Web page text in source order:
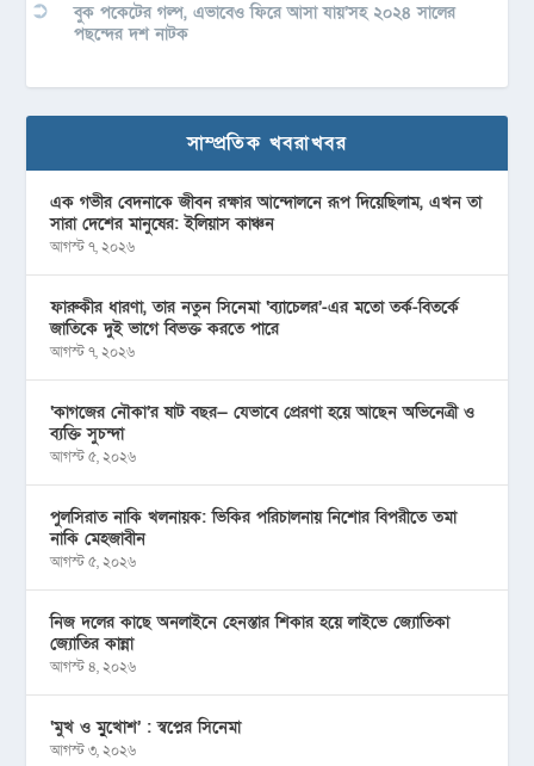
বুক পকেটের গল্প, এভাবেও ফিরে আসা যায়’সহ ২০২৪ সালের
পছন্দের দশ নাটক
সাম্প্রতিক খবরাখবর
এক গভীর বেদনাকে জীবন রক্ষার আন্দোলনে রূপ দিয়েছিলাম, এখন তা
সারা দেশের মানুষের: ইলিয়াস কাঞ্চন
আগস্ট ৭, ২০২৬
ফারুকীর ধারণা, তার নতুন সিনেমা ‘ব্যাচেলর’-এর মতো তর্ক-বিতর্কে
জাতিকে দুই ভাগে বিভক্ত করতে পারে
আগস্ট ৭, ২০২৬
‘কাগজের নৌকা’র ষাট বছর— যেভাবে প্রেরণা হয়ে আছেন অভিনেত্রী ও
ব্যক্তি সুচন্দা
আগস্ট ৫, ২০২৬
পুলসিরাত নাকি খলনায়ক: ভিকির পরিচালনায় নিশোর বিপরীতে তমা
নাকি মেহজাবীন
আগস্ট ৫, ২০২৬
নিজ দলের কাছে অনলাইনে হেনস্তার শিকার হয়ে লাইভে জ্যোতিকা
জ্যোতির কান্না
আগস্ট ৪, ২০২৬
‘মুখ ও মু্খোশ’ : স্বপ্নের সিনেমা
আগস্ট ৩, ২০২৬